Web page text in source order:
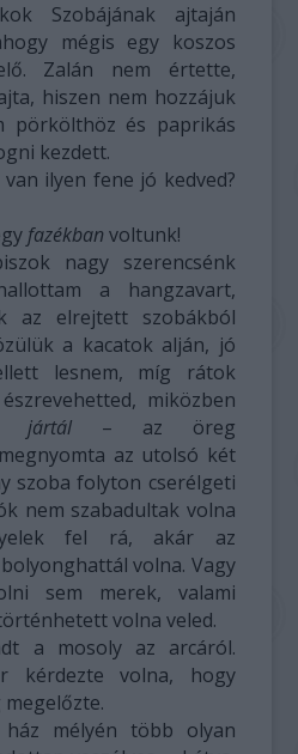
Szobájának ajtaján
mégis egy koszos
Zalán nem értette,
hiszen nem hozzájuk
pörkölthöz és paprikás
kezdett.
ilyen fene jó kedved?
fazékban voltunk!
nagy szerencsénk
a hangzavart,
az elrejtett szobákból
a kacatok alján, jó
lesnem, míg rátok
miközben
jártál– az öreg
az utolsó két
szoba folyton cserélgeti
nem szabadultak volna
fel rá, akár az
volna. Vagy
sem merek, valami
volna veled.
a mosoly az arcáról.
kérdezte volna, hogy
megelőzte.
mélyén több olyan